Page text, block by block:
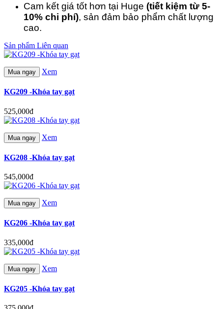
Cam kết giá tốt hơn tại Huge (tiết kiệm từ 5-
10% chi phí), sản đảm bảo phẩm chất lượng
cao.
Sản phẩm Liên quan
Mua ngay Xem
KG209 -Khóa tay gạt
525,000đ
Mua ngay Xem
KG208 -Khóa tay gạt
545,000đ
Mua ngay Xem
KG206 -Khóa tay gạt
335,000đ
Mua ngay Xem
KG205 -Khóa tay gạt